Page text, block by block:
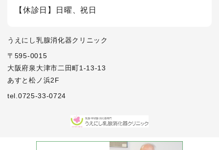
【休診日】日曜、祝日
うえにし乳腺消化器クリニック
〒595-0015
大阪府泉大津市二田町1-13-13
あすと松ノ浜2F
tel.0725-33-0724